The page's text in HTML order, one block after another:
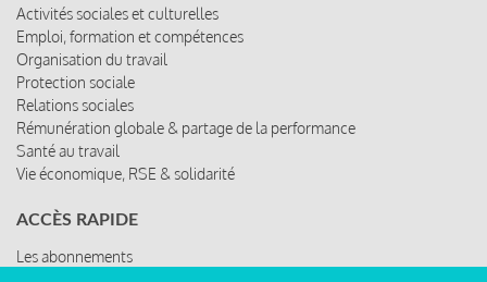
Activités sociales et culturelles
Emploi, formation et compétences
Organisation du travail
Protection sociale
Relations sociales
Rémunération globale & partage de la performance
Santé au travail
Vie économique, RSE & solidarité
ACCÈS RAPIDE
Les abonnements